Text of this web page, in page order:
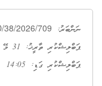
ނަންބަރު: 38/2026/709
ޕަބްލިޝްކުރި ތާރީޚު: 31 މޭ 2026
ޕަބްލިޝްކުރި ގަޑި: 14:05